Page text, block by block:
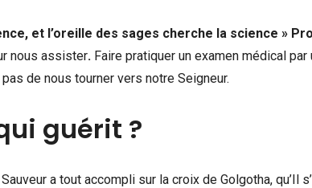
et l’oreille des sages cherche la science »
nous assister. Faire pratiquer un examen médical par
de nous tourner vers notre Seigneur.
guérit ?
a tout accompli sur la croix de Golgotha, qu’Il